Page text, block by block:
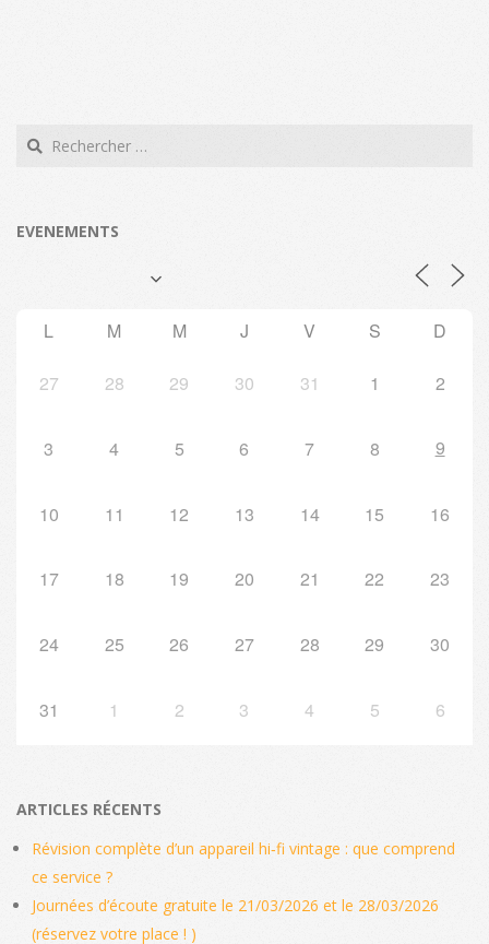
Search
EVENEMENTS
L M M J V S D
27 28 29 30 31 1 2
3 4 5 6 7 8 9
10 11 12 13 14 15 16
17 18 19 20 21 22 23
24 25 26 27 28 29 30
31 1 2 3 4 5 6
ARTICLES RÉCENTS
Révision complète d’un appareil hi‑fi vintage : que comprend
ce service ?
Journées d’écoute gratuite le 21/03/2026 et le 28/03/2026
(réservez votre place ! )